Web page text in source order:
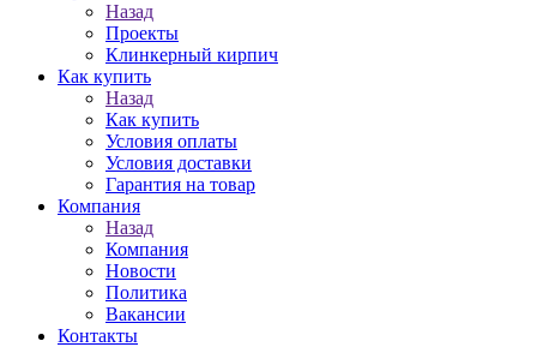
Назад
Проекты
Клинкерный кирпич
Как купить
Назад
Как купить
Условия оплаты
Условия доставки
Гарантия на товар
Компания
Назад
Компания
Новости
Политика
Вакансии
Контакты